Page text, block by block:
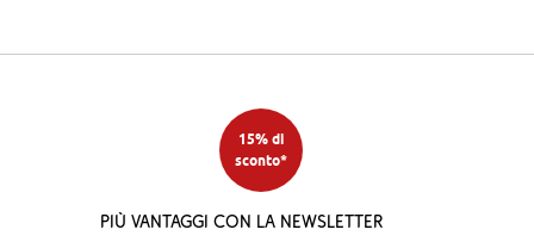
15% di
sconto*
Più vantaggi con la newsletter